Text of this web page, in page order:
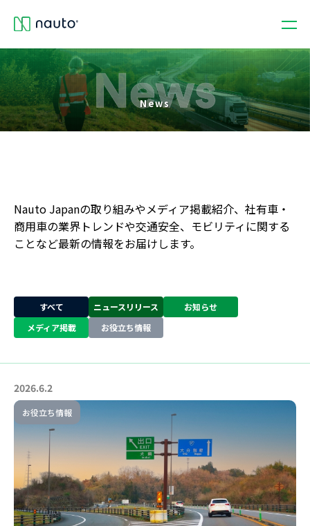
News
Nauto Japanの取り組みやメディア掲載紹介、社有車・
商用車の業界トレンドや交通安全、モビリティに関する
ことなど最新の情報をお届けします。
すべて ニュースリリース
お知らせ
メディア掲載
お役立ち情報
2026.6.2
お役立ち情報